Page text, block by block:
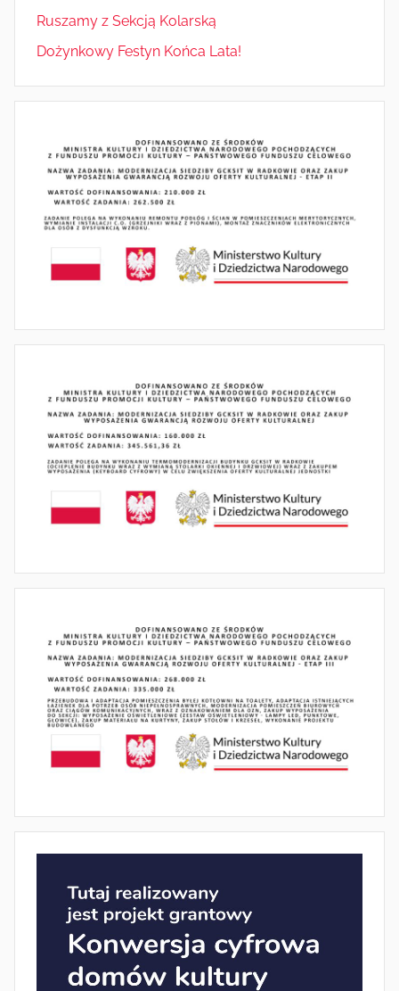
Ruszamy z Sekcją Kolarską
Dożynkowy Festyn Końca Lata!